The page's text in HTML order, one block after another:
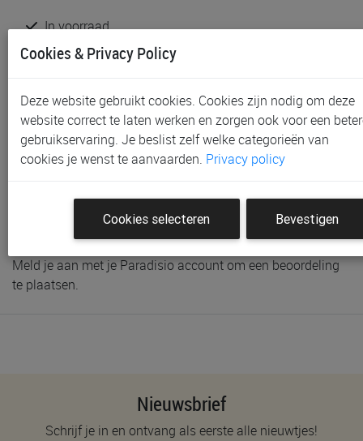
In voorraad
Gratis (en direct) af te halen in onze
Gent, Sint-Niklaas en Waregem
Productinformatie & specificaties
Voorraad bij Paradisio
Klantenbeoordelingen
Schrijf de eerste beoordeling
Meld je aan met je Paradisio account om een beoordeling
te plaatsen.
Nieuwsbrief
Schrijf je in en ontvang als eerste alle nieuwtjes!
Cookies & Privacy Policy
Deze website gebruikt cookies. Cookies zijn nodig om deze
website correct te laten werken en zorgen ook voor een
gebruikservaring. Je beslist zelf welke categorieën van
cookies je wenst te aanvaarden. Privacy policy
Cookies selecteren Bevestigen